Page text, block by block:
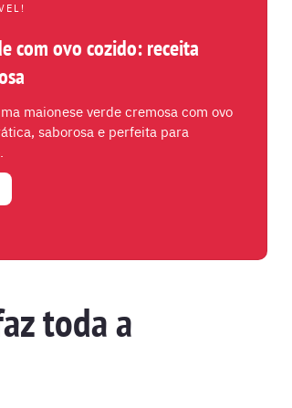
com ovo cozido: receita
maionese verde cremosa com ovo
saborosa e perfeita para
toda a